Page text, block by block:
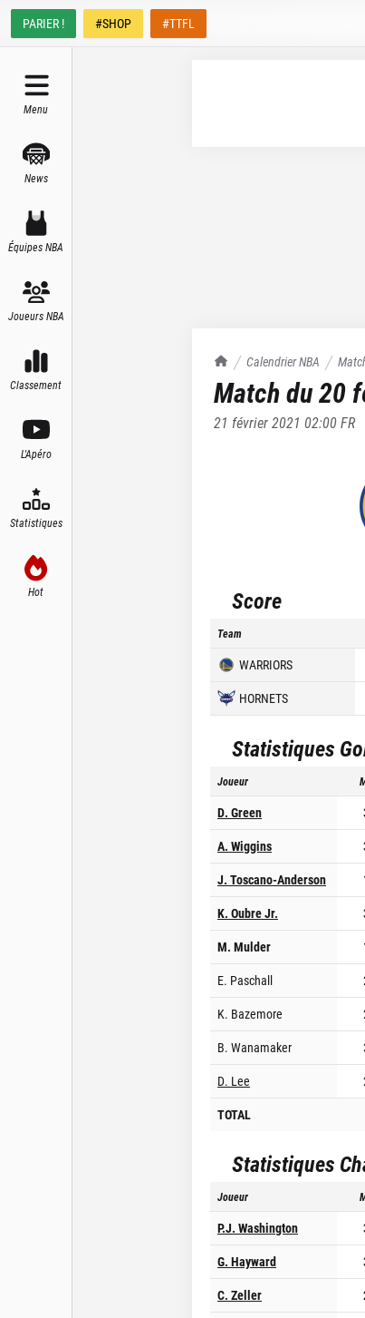
PARIER ! #SHOP #TTFL
Menu
News
Équipes NBA
Joueurs NBA
Classement
L'Apéro
Statistiques
Hot
TrashTalk Actu NBA
Calendrier NBA
Match du20
21 février 2021 02:00FR
Score
Team
WARRIORS
HORNETS
Statistiques
Joueur
D. Green
A. Wiggins
J. Toscano-Anderson
K. Oubre Jr.
M. Mulder
E. Paschall
K. Bazemore
B. Wanamaker
D. Lee
TOTAL
Statistiques
Joueur
P.J. Washington
G. Hayward
C. Zeller